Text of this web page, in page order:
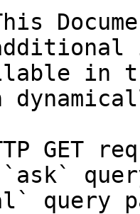
in
GET
query